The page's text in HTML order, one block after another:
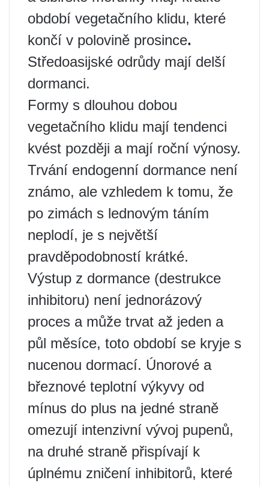
období vegetačního klidu, které
končí v polovině prosince.
Středoasijské odrůdy mají delší
dormanci.
Formy s dlouhou dobou
vegetačního klidu mají tendenci
kvést později a mají roční výnosy.
Trvání endogenní dormance není
známo, ale vzhledem k tomu, že
po zimách s lednovým táním
neplodí, je s největší
pravděpodobností krátké.
Výstup z dormance (destrukce
inhibitoru) není jednorázový
proces a může trvat až jeden a
půl měsíce, toto období se kryje s
nucenou dormací. Únorové a
březnové teplotní výkyvy od
mínus do plus na jedné straně
omezují intenzivní vývoj pupenů,
na druhé straně přispívají k
úplnému zničení inhibitorů, které